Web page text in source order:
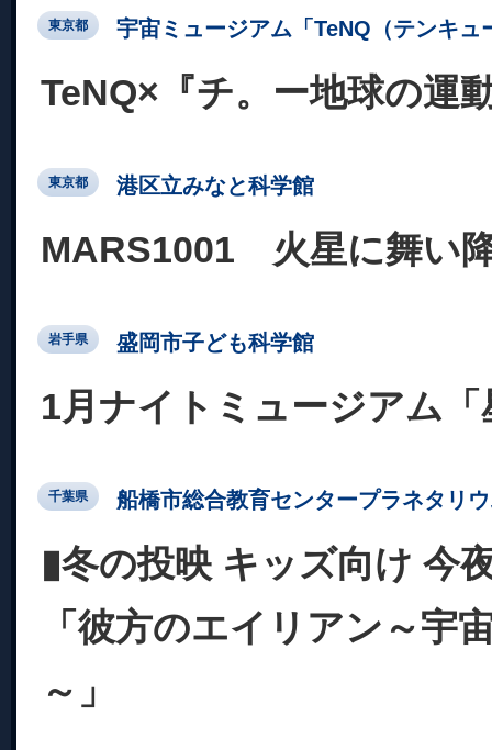
東京都 宇宙ミュージアム「TeNQ（テンキュ
TeNQ×『チ。ー地球の運
東京都 港区立みなと科学館
MARS1001 火星に舞い
岩手県 盛岡市子ども科学館
1月ナイトミュージアム
千葉県 船橋市総合教育センタープラネタリ
▮冬の投映 キッズ向け 今
「彼方のエイリアン～宇
～」